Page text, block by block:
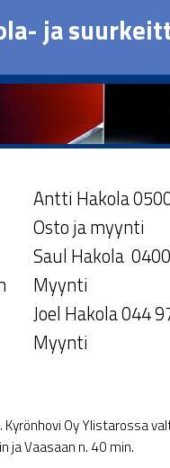
ja
Antti Hakola
Osto ja myynti
Saul Hakola
Myynti
Joel Hakola 044
Myynti
Oy Ylistarossa
ja Vaasaan n. 40 min.